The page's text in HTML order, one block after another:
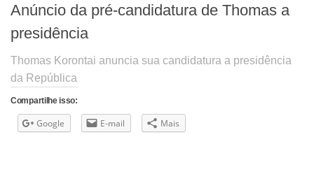
Anúncio da pré-candidatura de Thomas a
presidência
Thomas Korontai anuncia sua candidatura a presidência
da República
Compartilhe isso:
Google E-mail Mais